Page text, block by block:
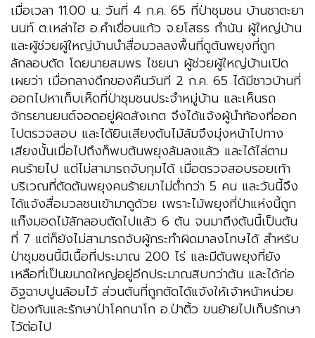
เมื่อเวลา 11.00 น. วันที่ 4 ก.ค. 65 ที่ป่าชุมชน บ้านชาตะยา
นนท์ ต.เหล่าไฮ อ.คำเขื่อนแก้ว จ.ยโสธร กำนัน ผู้ใหญ่บ้าน
และผู้ช่วยผู้ใหญ่บ้านนำสื่อมวลลงพื้นที่ดูต้นพยุงที่ถูก
ลักลอบตัด โดยนายสมพร ไชยนา ผู้ช่วยผู้ใหญ่บ้านเปิด
เผยว่า เมื่อกลางดึกของคืนวันที 2 ก.ค. 65 ได้มีชาวบ้านที่
ออกไปหาเก็บเห็ดที่ป่าชุมชนประจำหมู่บ้าน และเห็นรถ
จักรยานยนต์จอดอยู่ผิดสังเกต จึงได้แจ้งผู้นำท้องที่ออก
ไปตรวจสอบ และได้ยินเสียงต้นไม้ล้มจึงมุ่งหน้าไปทาง
เสียงนั้นเมื่อไปถึงก็พบต้นพยุงล้มลงแล้ว และได้ไล่ตาม
คนร้ายไป แต่ไม่สามารถจับกุมได้ เมื่อตรวจสอบรอยเท้า
บริเวณที่ตัดต้นพยุงคนร้ายมาไม่ต่ำกว่า 5 คน และวันนี้จึง
ได้แจ้งสื่อมวลชนเข้ามาดูด้วย เพราะไม้พยุงที่ป่าแห่งนี้ถูก
แก๊งมอดไม้ลักลอบตัดไปแล้ว 6 ต้น จนมาถึงต้นนี้เป็นต้น
ที่ 7 แต่ก็ยังไม่สามารถจับผู้กระทำผิดมาลงโทษได้ สำหรับ
ป่าชุมชนนี้มีเนื้อที่ประมาณ 200 ไร่ และมีต้นพยุงที่ยัง
เหลือที่เป็นขนาดใหญ่อยู่อีกประมาณสิบกว่าต้น และได้ก่อ
อิฐฉาบปูนล้อมไว้ ส่วนต้นที่ถูกตัดได้แจ้งให้เจ้าหน้าหน่วย
ป้องกันและรักษาป่าโคกนาโก อ.ป่าติ้ว ขนย้ายไปเก็บรักษา
ไว้ต่อไป